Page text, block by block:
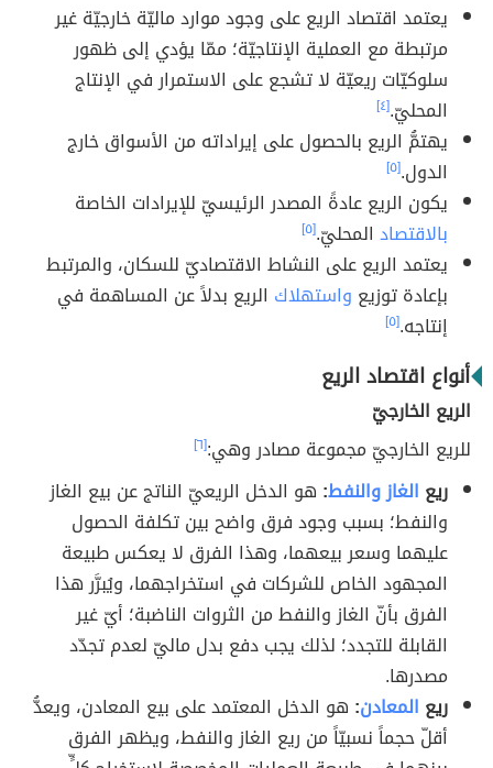
يعتمد اقتصاد الريع على وجود موارد ماليّة خارجيّة غير
مرتبطة مع العملية الإنتاجيّة؛ ممّا يؤدي إلى ظهور
سلوكيّات ريعيّة لا تشجع على الاستمرار في الإنتاج
المحليّ.[٤]
يهتمُّ الريع بالحصول على إيراداته من الأسواق خارج
الدول.[٥]
يكون الريع عادةً المصدر الرئيسيّ للإيرادات الخاصة
بالاقتصادالمحليّ.[٥]
يعتمد الريع على النشاط الاقتصاديّ للسكان، والمرتبط
بإعادة توزيع واستهلاك الريع بدلاً عن المساهمة في
إنتاجه.[٥]
أنواع اقتصاد الريع
الريع الخارجيّ
للريع الخارجيّ مجموعة مصادر وهي:[٦]
ريع الغازوالنفط: هو الدخل الريعيّ الناتج عن بيع الغاز
والنفط؛ بسبب وجود فرق واضح بين تكلفة الحصول
عليهما وسعر بيعهما، وهذا الفرق لا يعكس طبيعة
المجهود الخاص للشركات في استخراجهما، ويُبرَّر هذا
الفرق بأنّ الغاز والنفط من الثروات الناضبة؛ أيّ غير
القابلة للتجدد؛ لذلك يجب دفع بدل ماليّ لعدم تجدّد
مصدرها.
ريع المعادن: هو الدخل المعتمد على بيع المعادن، ويعدُّ
أقلّ حجماً نسبيّاً من ريع الغاز والنفط، ويظهر الفرق